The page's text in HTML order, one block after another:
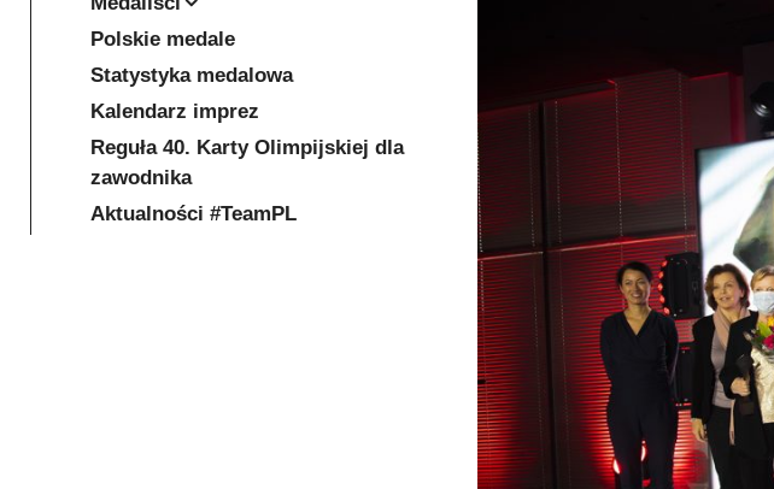
Polskie medale
Statystyka medalowa
Kalendarz imprez
Reguła 40. Karty Olimpijskiej dla
zawodnika
Aktualności #TeamPL